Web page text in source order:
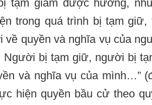
tạm giam được hưởng,
trong quá trình bị tạm giữ,
về quyền và nghĩa vụ của
Người bị tạm giữ, người bị
và nghĩa vụ của mình…”
hiện quyền bầu cử theo